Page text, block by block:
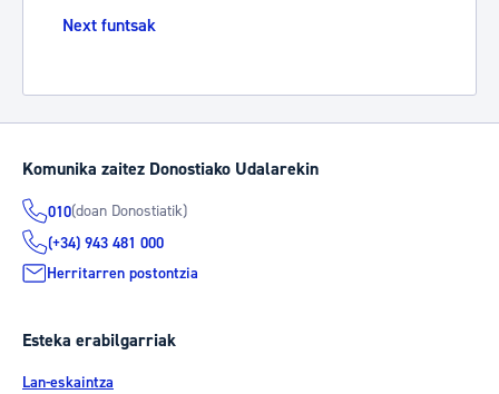
Next funtsak
Komunika zaitez Donostiako Udalarekin
010(doan Donostiatik)
(+34) 943 481 000
Herritarren postontzia
Esteka erabilgarriak
Lan-eskaintza